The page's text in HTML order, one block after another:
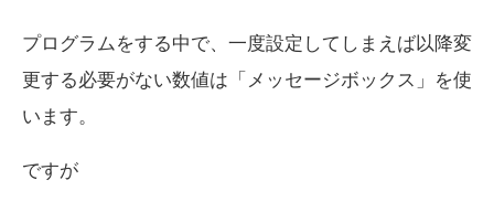
プログラムをする中で、一度設定してしまえば以降変
更する必要がない数値は「メッセージボックス」を使
います。
ですが